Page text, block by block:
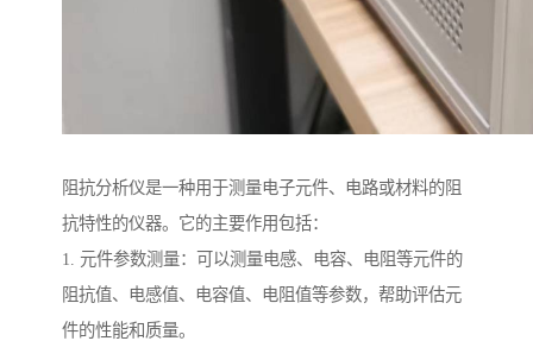
阻抗分析仪是一种用于测量电子元件、电路或材料的阻
抗特性的仪器。它的主要作用包括：
1. 元件参数测量：可以测量电感、电容、电阻等元件的
阻抗值、电感值、电容值、电阻值等参数，帮助评估元
件的性能和质量。